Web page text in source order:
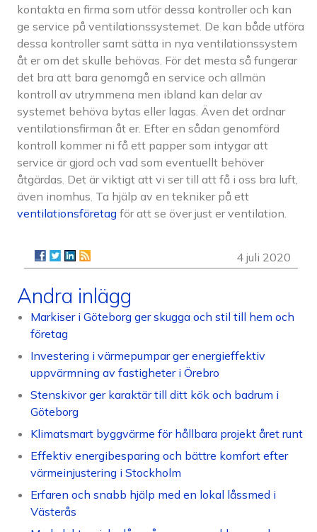
kontakta en firma som utför dessa kontroller och kan
ge service på ventilationssystemet. De kan både utföra
dessa kontroller samt sätta in nya ventilationssystem
åt er om det skulle behövas. För det mesta så fungerar
det bra att bara genomgå en service och allmän
kontroll av utrymmena men ibland kan delar av
systemet behöva bytas eller lagas. Även det ordnar
ventilationsfirman åt er. Efter en sådan genomförd
kontroll kommer ni få ett papper som intygar att
service är gjord och vad som eventuellt behöver
åtgärdas. Det är viktigt att vi ser till att få i oss bra luft,
även inomhus. Ta hjälp av en tekniker på ett
ventilationsföretag för att se över just er ventilation.
4 juli 2020
Andra inlägg
Markiser i Göteborg ger skugga och stil till hem och
företag
Investering i värmepumpar ger energieffektiv
uppvärmning av fastigheter i Örebro
Stenskivor ger karaktär till ditt kök och badrum i
Göteborg
Klimatsmart byggvärme för hållbara projekt året runt
Effektiv energibesparing och bättre komfort efter
värmeinjustering i Stockholm
Erfaren och snabb hjälp med en lokal låssmed i
Västerås